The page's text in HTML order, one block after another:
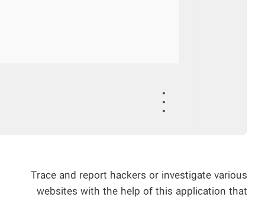
Trace and report hackers or investigate various
websites with the help of this application that